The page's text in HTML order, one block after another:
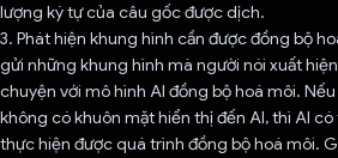
lượng ký tự của câu gốc được dịch.
3. Phát hiện khung hình cần được đồng bộ
gửi những khung hình mà người nói xuất
chuyện với mô hình AI đồng bộ hoá môi.
không có khuôn mặt hiển thị đến AI, thì AI
thực hiện được quá trình đồng bộ hoá môi.